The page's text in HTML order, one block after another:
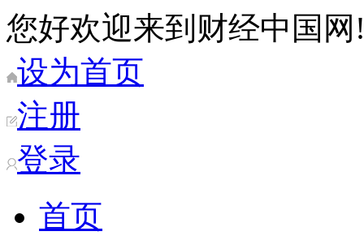
您好欢迎来到财经中国网
设为首页
注册
登录
首页